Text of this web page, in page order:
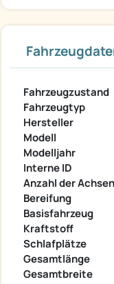
Fahrzeugzustand
Fahrzeugtyp
Hersteller
Modell
Modelljahr
Interne ID
Anzahl der Achsen
Bereifung
Basisfahrzeug
Kraftstoff
Schlafplätze
Gesamtlänge
Gesamtbreite